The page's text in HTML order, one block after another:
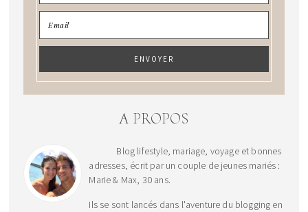
A PROPOS
Blog lifestyle, mariage, voyage et bonnes
adresses, écrit par un couple de jeunes mariés :
Marie & Max, 30 ans.
Ils se sont lancés dans l'aventure du blogging en